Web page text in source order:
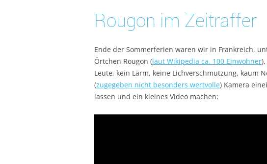
Rougon im Zeitraffer
Ende der Sommerferien waren wir in Frankreich,
Örtchen Rougon (laut Wikipedia ca. 100 Einwohner
Leute, kein Lärm, keine Lichverschmutzung, kaum
(zugegeben nicht besonders wertvolle) Kamera
lassen und ein kleines Video machen: